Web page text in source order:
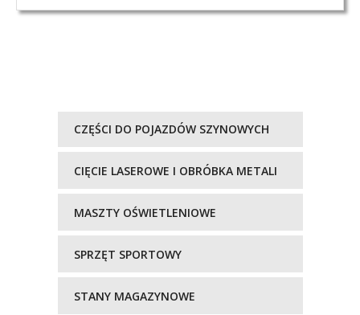
CZĘŚCI DO POJAZDÓW SZYNOWYCH
CIĘCIE LASEROWE I OBRÓBKA METALI
MASZTY OŚWIETLENIOWE
SPRZĘT SPORTOWY
STANY MAGAZYNOWE